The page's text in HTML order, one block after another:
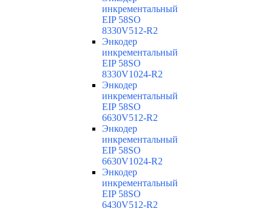
инкрементальный
EIP 58SO
8330V512-R2
Энкодер
инкрементальный
EIP 58SO
8330V1024-R2
Энкодер
инкрементальный
EIP 58SO
6630V512-R2
Энкодер
инкрементальный
EIP 58SO
6630V1024-R2
Энкодер
инкрементальный
EIP 58SO
6430V512-R2